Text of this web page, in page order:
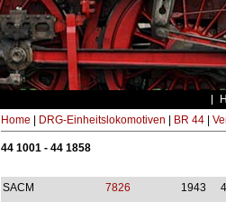
Home DRG-Einheitslokomotiven BR 44|
44 1001 - 44 1858
SACM 7826 1943